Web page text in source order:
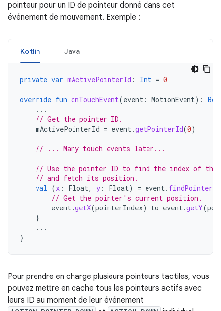
pointeur pour un ID de pointeur donné dans cet
événement de mouvement. Exemple :
Kotlin Java
private var mActivePointerId : Int = 0
override fun onTouchEvent(event : MotionEvent):
...
// Get the pointer ID.
mActivePointerId = event.getPointerId(0)
// ... Many touch events later...
// Use the pointer ID to find the index of the
// and fetch its position.
val (x : Float, y : Float) = event.
// Get the pointer's current position.
event.getX(pointerIndex) to event.getY(
}
...
}
Pour prendre en charge plusieurs pointeurs tactiles, vous
pouvez mettre en cache tous les pointeurs actifs avec
leurs ID au moment de leur événement